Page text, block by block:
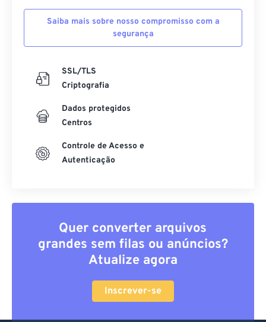
Saiba mais sobre nosso compromisso com a
segurança
SSL/TLS
Criptografia
Dados protegidos
Centros
Controle de Acesso e
Autenticação
Quer converter arquivos
grandes sem filas ou anúncios?
Atualize agora
Inscrever-se